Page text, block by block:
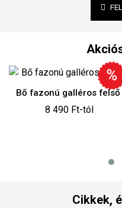
galléros felső
Lenge
Cikkek,